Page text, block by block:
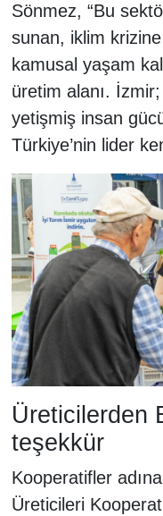
Sönmez, “Bu
sunan, iklim
kamusal yaşam
üretim alanı.
yetişmiş insan
Türkiye’nin lider
Üreticilerden
teşekkür
Kooperatifler
Üreticileri